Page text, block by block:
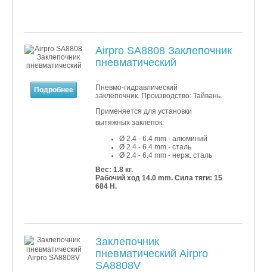
Подробнее
Airpro SA8808 Заклепочник
пневматический
Пневмо-гидравлический
заклепочник. Производство: Тайвань.
Применяется для установки
вытяжных заклёпок:
Ø 2.4 - 6.4 mm - алюминий
Ø 2.4 - 6.4 mm - сталь
Ø 2.4 - 6.4 mm - нерж. сталь
Вес: 1.8 кг.
Рабочий ход 14.0 mm. Сила тяги: 15
684 Н.
Заклепочник
пневматический Airpro
SA8808V